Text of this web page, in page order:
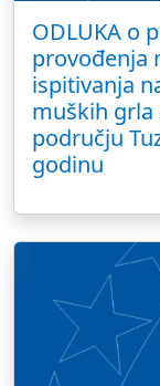
ODLUKA o
provođenja
ispitivanja
muških grla
području
godinu